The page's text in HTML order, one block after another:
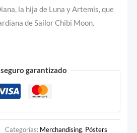
la hija de Luna y Artemis, que
de Sailor Chibi Moon.
seguro garantizado
Categorías: Merchandising, Pósters